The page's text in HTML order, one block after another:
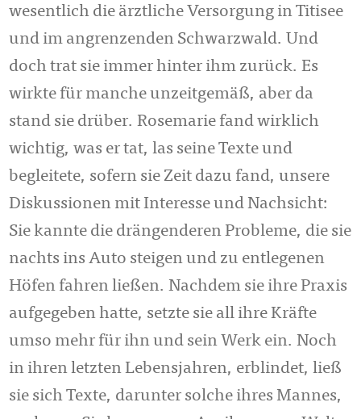
wesentlich die ärztliche Versorgung in Titisee
und im angrenzenden Schwarzwald. Und
doch trat sie immer hinter ihm zurück. Es
wirkte für manche unzeitgemäß, aber da
stand sie drüber. Rosemarie fand wirklich
wichtig, was er tat, las seine Texte und
begleitete, sofern sie Zeit dazu fand, unsere
Diskussionen mit Interesse und Nachsicht:
Sie kannte die drängenderen Probleme, die sie
nachts ins Auto steigen und zu entlegenen
Höfen fahren ließen. Nachdem sie ihre Praxis
aufgegeben hatte, setzte sie all ihre Kräfte
umso mehr für ihn und sein Werk ein. Noch
in ihren letzten Lebensjahren, erblindet, ließ
sie sich Texte, darunter solche ihres Mannes,